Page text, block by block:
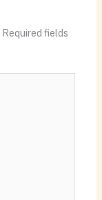
Required fields